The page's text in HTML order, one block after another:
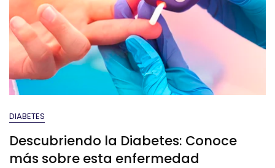
DIABETES
Descubriendo la Diabetes: Conoce
más sobre esta enfermedad